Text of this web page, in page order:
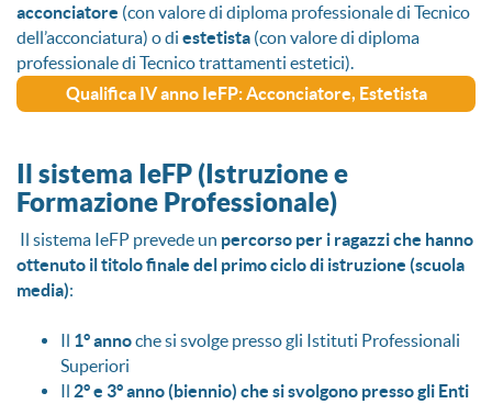
acconciatore (con valore di diploma professionale di Tecnico
dell’acconciatura) o di estetista (con valore di diploma
professionale di Tecnico trattamenti estetici).
Qualifica IV anno IeFP: Acconciatore, Estetista
Il sistema IeFP (Istruzione e
Formazione Professionale)
Il sistema IeFP prevede un percorso per i ragazzi che hanno
ottenuto iltitolo finale del primo ciclo di istruzione (scuola
media):
Il 1° annoche si svolge presso gli Istituti Professionali
Superiori
Il 2° e 3° anno (biennio) che si svolgono presso gli Enti